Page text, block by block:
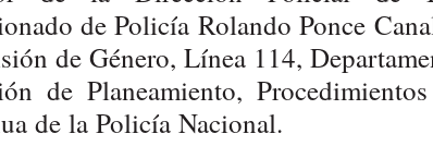
de Policía Rolando Ponce
de Género, Línea 114,
de Planeamiento,
de la Policía Nacional.